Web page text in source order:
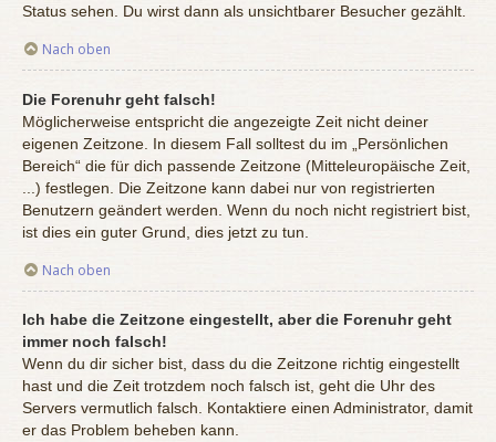
Status sehen. Du wirst dann als unsichtbarer Besucher gezählt.
Nach oben
Die Forenuhr geht falsch!
Möglicherweise entspricht die angezeigte Zeit nicht deiner
eigenen Zeitzone. In diesem Fall solltest du im „Persönlichen
Bereich“ die für dich passende Zeitzone (Mitteleuropäische Zeit,
...) festlegen. Die Zeitzone kann dabei nur von registrierten
Benutzern geändert werden. Wenn du noch nicht registriert bist,
ist dies ein guter Grund, dies jetzt zu tun.
Nach oben
Ich habe die Zeitzone eingestellt, aber die Forenuhr geht
immer noch falsch!
Wenn du dir sicher bist, dass du die Zeitzone richtig eingestellt
hast und die Zeit trotzdem noch falsch ist, geht die Uhr des
Servers vermutlich falsch. Kontaktiere einen Administrator, damit
er das Problem beheben kann.